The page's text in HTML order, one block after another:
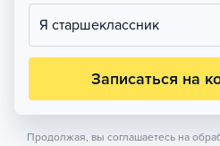
Я старшеклассник
Записаться на
Продолжая, вы соглашаетесь на